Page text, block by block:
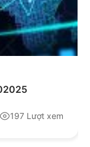
197 Lượt xem